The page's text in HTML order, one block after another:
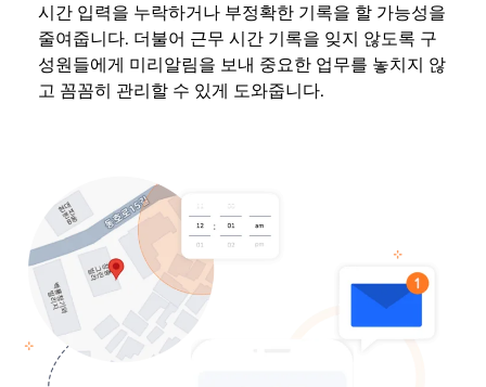
시간 입력을 누락하거나 부정확한 기록을 할 가능성을
줄여줍니다. 더불어 근무 시간 기록을 잊지 않도록 구
성원들에게 미리알림을 보내 중요한 업무를 놓치지 않
고 꼼꼼히 관리할 수 있게 도와줍니다.